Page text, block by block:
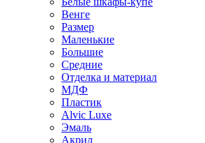
Венге
Размер
Маленькие
Большие
Средние
Отделка и материал
МДФ
Пластик
Alvic Luxe
Эмаль
Акрил